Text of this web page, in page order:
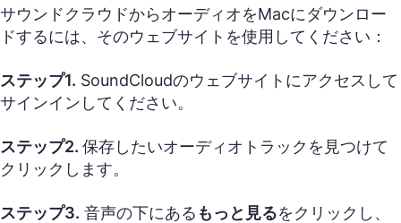
サウンドクラウドからオーディオをMacにダウンロー
ドするには、そのウェブサイトを使用してください：
ステップ1. SoundCloudのウェブサイトにアクセスして
サインインしてください。
ステップ2. 保存したいオーディオトラックを見つけて
クリックします。
ステップ3. 音声の下にある もっと見るをクリックし、